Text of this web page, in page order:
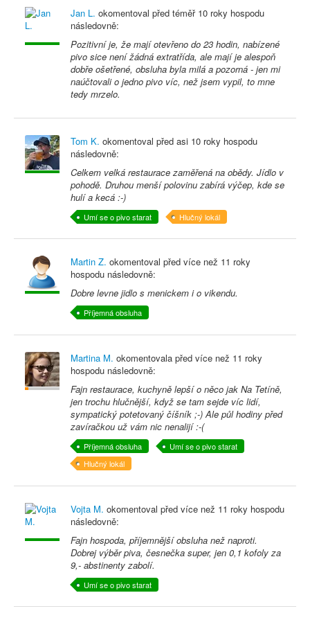
Jan L. okomentoval před téměř 10 roky hospodu
následovně:
Pozitivní je, že mají otevřeno do 23 hodin, nabízené
pivo sice není žádná extratřída, ale mají je alespoň
dobře ošetřené, obsluha byla milá a pozorná - jen mi
naúčtovali o jedno pivo víc, než jsem vypil, to mne
tedy mrzelo.
Tom K. okomentoval před asi 10 roky hospodu
následovně:
Celkem velká restaurace zaměřená na obědy. Jídlo v
pohodě. Druhou menší polovinu zabírá výčep, kde se
hulí a kecá :-)
Umí se o pivo starat Hlučný lokál
Martin Z. okomentoval před více než 11 roky
hospodu následovně:
Dobre levne jidlo s menickem i o vikendu.
Příjemná obsluha
Martina M. okomentovala před více než 11 roky
hospodu následovně:
Fajn restaurace, kuchyně lepší o něco jak Na Tetíně,
jen trochu hlučnější, když se tam sejde víc lidí,
sympatický potetovaný číšník ;-) Ale půl hodiny před
zavíračkou už vám nic nenalijí :-(
Příjemná obsluha
Umí se o pivo starat
Hlučný lokál
Vojta M. okomentoval před více než 11 roky hospodu
následovně:
Fajn hospoda, příjemnější obsluha než naproti.
Dobrej výběr piva, česnečka super, jen 0,1 kofoly za
9,- abstinenty zabolí.
Umí se o pivo starat